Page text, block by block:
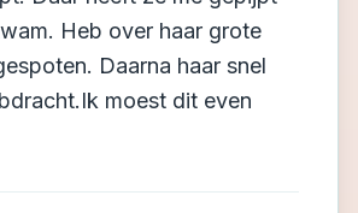
Heb over haar grote
Daarna haar snel
moest dit even